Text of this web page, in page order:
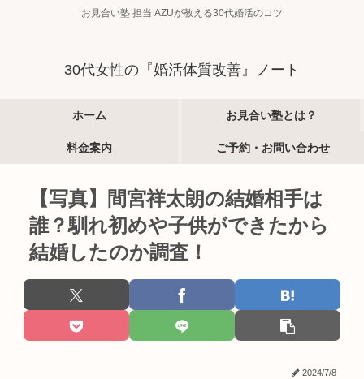
お見合い塾 担当 AZUが教える30代婚活のコツ
30代女性の『婚活体質改善』ノート
ホーム お見合い塾とは？
料金案内 ご予約・お問い合わせ
【写真】間宮祥太朗の結婚相手は
誰？馴れ初めや子供ができたから
結婚したのか調査！
2024/7/8